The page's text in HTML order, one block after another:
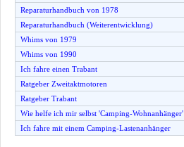
Reparaturhandbuch von 1978
Reparaturhandbuch (Weiterentwicklung)
Whims von 1979
Whims von 1990
Ich fahre einen Trabant
Ratgeber Zweitaktmotoren
Ratgeber Trabant
Wie helfe ich mir selbst 'Camping-Wohnanhänger'
Ich fahre mit einem Camping-Lastenanhänger